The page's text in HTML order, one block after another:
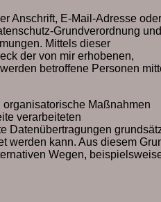
Anschrift, E-Mail-Adresse oder
Grundverordnung
Mittels dieser
der von mir erhobenen,
betroffene Personen
Maßnahmen
verarbeiteten
Datenübertragungen
werden kann. Aus diesem
Wegen,